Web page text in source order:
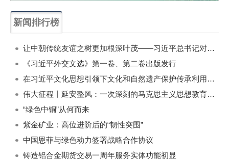
新闻排行榜
让中朝传统友谊之树更加根深叶茂——习近平总书记对朝鲜进行国事访问纪实
《习近平外交文选》第一卷、第二卷出版发行
在习近平文化思想引领下文化和自然遗产保护传承利用工作开创新局面
伟大征程丨延安整风：一次深刻的马克思主义思想教育运动
“绿色中铜”从何而来
紫金矿业：高位进阶后的“韧性突围”
中国恩菲与绿色动力签署战略合作协议
铸造铝合金期货交易一周年服务实体功能初显